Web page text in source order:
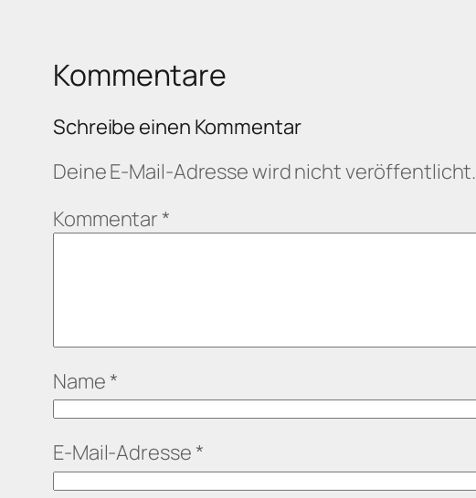
Kommentare
Schreibe einen Kommentar
Deine E-Mail-Adresse wird nicht veröffentlicht.
Kommentar *
Name *
E-Mail-Adresse *